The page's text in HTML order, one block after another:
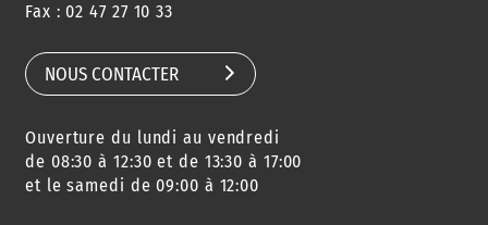
Fax : 02 47 27 10 33
NOUS CONTACTER
Ouverture du lundi au vendredi
de 08:30 à 12:30 et de 13:30 à 17:00
et le samedi de 09:00 à 12:00